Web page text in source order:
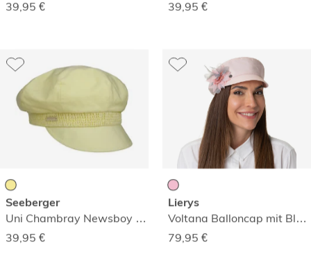
39,95 €
39,95 €
Seeberger
Uni Chambray Newsboy Ballonmütze
39,95 €
Lierys
Voltana Balloncap mit Blume
79,95 €